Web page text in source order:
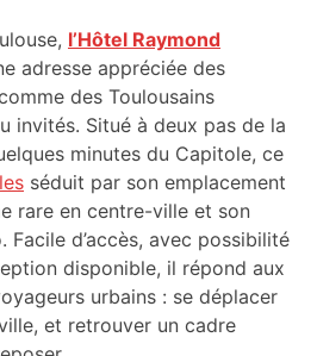
l’Hôtel Raymond
adresse appréciée des
des Toulousains
invités. Situé à deux pas de la
minutes du Capitole, ce
séduit par son emplacement
rare en centre-ville et son
d’accès, avec possibilité
disponible, il répond aux
urbains : se déplacer
et retrouver un cadre